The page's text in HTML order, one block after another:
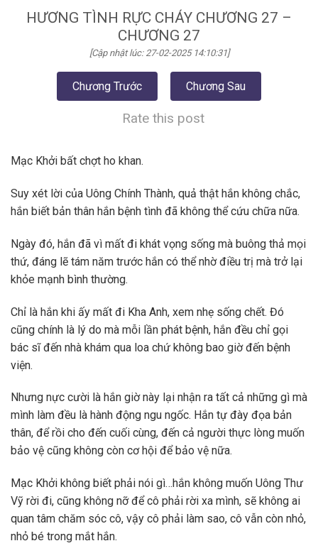
HƯƠNG TÌNH RỰC CHÁY CHƯƠNG 27 –
CHƯƠNG 27
[Cập nhật lúc: 27-02-2025 14:10:31]
Chương Trước Chương Sau
Rate this post
Mạc Khởi bất chợt ho khan.
Suy xét lời của Uông Chính Thành, quả thật hắn không chắc,
hắn biết bản thân hắn bệnh tình đã không thể cứu chữa nữa.
Ngày đó, hắn đã vì mất đi khát vọng sống mà buông thả mọi
thứ, đáng lẽ tám năm trước hắn có thể nhờ điều trị mà trở lại
khỏe mạnh bình thường.
Chỉ là hắn khi ấy mất đi Kha Anh, xem nhẹ sống chết. Đó
cũng chính là lý do mà mỗi lần phát bệnh, hắn đều chỉ gọi
bác sĩ đến nhà khám qua loa chứ không bao giờ đến bệnh
viện.
Nhưng nực cười là hắn giờ này lại nhận ra tất cả những gì mà
mình làm đều là hành động ngu ngốc. Hắn tự đày đọa bản
thân, để rồi cho đến cuối cùng, đến cả người thực lòng muốn
bảo vệ cũng không còn cơ hội để bảo vệ nữa.
Mạc Khởi không biết phải nói gì…hắn không muốn Uông Thư
Vỹ rời đi, cũng không nỡ để cô phải rời xa mình, sẽ không ai
quan tâm chăm sóc cô, vậy cô phải làm sao, cô vẫn còn nhỏ,
nhỏ bé trong mắt hắn.